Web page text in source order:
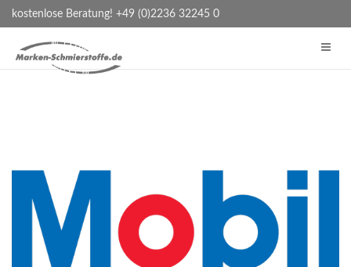
kostenlose Beratung! +49 (0)2236 32245 0